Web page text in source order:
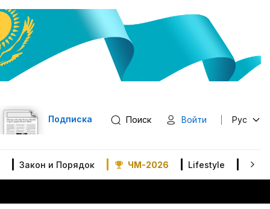
Подписка Поиск Войти Рус
Закон и Порядок ЧМ-2026 Lifestyle В